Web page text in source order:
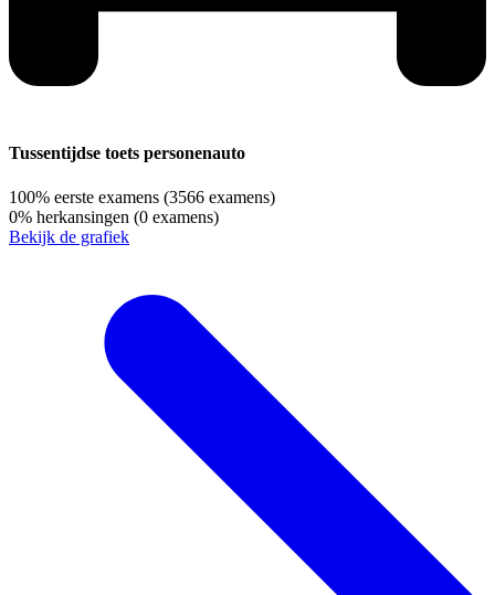
Tussentijdse toets personenauto
100% eerste examens (3566 examens)
0% herkansingen (0 examens)
Bekijk de grafiek